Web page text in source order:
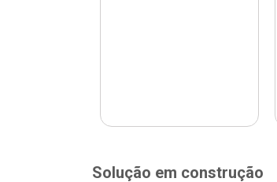
Solução em construção